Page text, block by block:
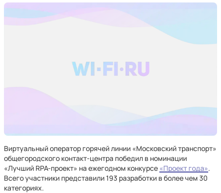
Виртуальный оператор горячей линии «Московский транспорт»
общегородского контакт-центра победил в номинации
«Лучший RPA-проект» на ежегодном конкурсе «Проект года».
Всего участники представили 193 разработки в более чем 30
категориях.